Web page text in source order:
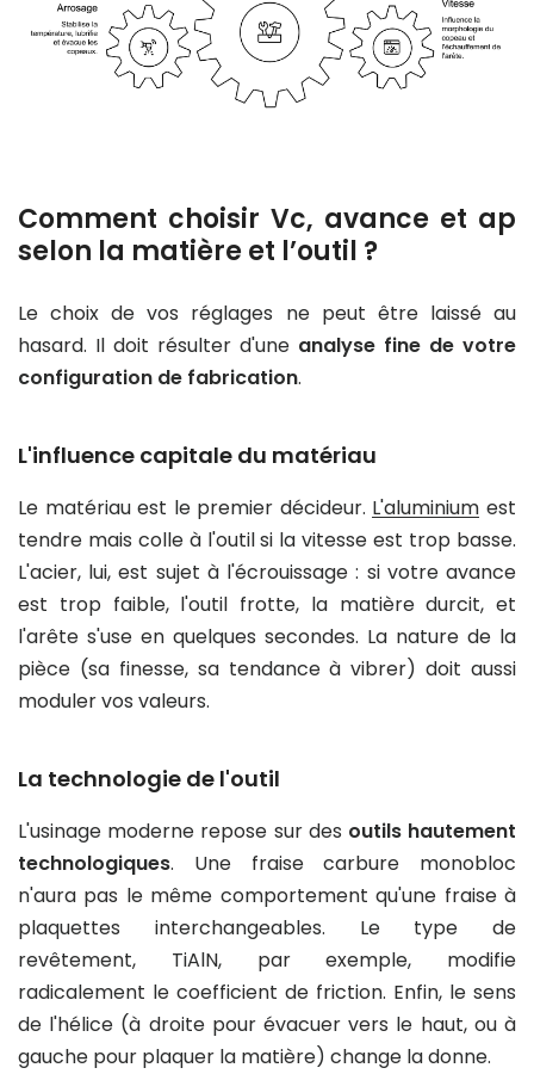
Comment choisir Vc, avance et ap
selon la matière et l’outil ?
Le choix de vos réglages ne peut être laissé au
hasard. Il doit résulter d'une analyse fine de votre
configuration de fabrication.
L'influence capitale du matériau
Le matériau est le premier décideur. L'aluminium est
tendre mais colle à l'outil si la vitesse est trop basse.
L'acier, lui, est sujet à l'écrouissage : si votre avance
est trop faible, l'outil frotte, la matière durcit, et
l'arête s'use en quelques secondes. La nature de la
pièce (sa finesse, sa tendance à vibrer) doit aussi
moduler vos valeurs.
La technologie de l'outil
L'usinage moderne repose sur des outils hautement
technologiques. Une fraise carbure monobloc
n'aura pas le même comportement qu'une fraise à
plaquettes interchangeables. Le type de
revêtement, TiAlN, par exemple, modifie
radicalement le coefficient de friction. Enfin, le sens
de l'hélice (à droite pour évacuer vers le haut, ou à
gauche pour plaquer la matière) change la donne.